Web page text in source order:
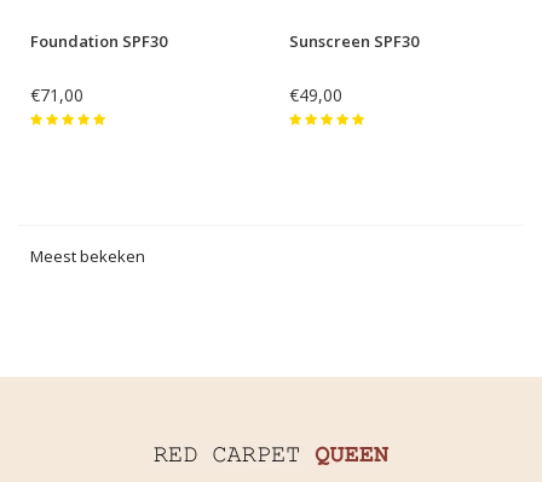
Foundation SPF30
€71,00
Sunscreen SPF30
€49,00
Meest bekeken